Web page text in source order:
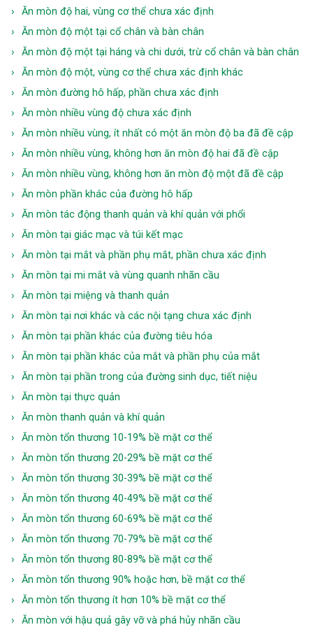
Ăn mòn độ hai, vùng cơ thể chưa xác định
Ăn mòn độ một tại cổ chân và bàn chân
Ăn mòn độ một tại háng và chi dưới, trừ cổ chân và bàn chân
Ăn mòn độ một, vùng cơ thể chưa xác định khác
Ăn mòn đường hô hấp, phần chưa xác định
Ăn mòn nhiều vùng độ chưa xác định
Ăn mòn nhiều vùng, ít nhất có một ăn mòn độ ba đã đề cập
Ăn mòn nhiều vùng, không hơn ăn mòn độ hai đã đề cập
Ăn mòn nhiều vùng, không hơn ăn mòn độ một đã đề cập
Ăn mòn phần khác của đường hô hấp
Ăn mòn tác động thanh quản và khí quản với phổi
Ăn mòn tại giác mạc và túi kết mạc
Ăn mòn tại mắt và phần phụ mắt, phần chưa xác định
Ăn mòn tại mi mắt và vùng quanh nhãn cầu
Ăn mòn tại miệng và thanh quản
Ăn mòn tại nơi khác và các nội tạng chưa xác định
Ăn mòn tại phần khác của đường tiêu hóa
Ăn mòn tại phần khác của mắt và phần phụ của mắt
Ăn mòn tại phần trong của đường sinh dục, tiết niệu
Ăn mòn tại thực quản
Ăn mòn thanh quản và khí quản
Ăn mòn tổn thương 10-19% bề mặt cơ thể
Ăn mòn tổn thương 20-29% bề mặt cơ thể
Ăn mòn tổn thương 30-39% bề mặt cơ thể
Ăn mòn tổn thương 40-49% bề mặt cơ thể
Ăn mòn tổn thương 60-69% bề mặt cơ thể
Ăn mòn tổn thương 70-79% bề mặt cơ thể
Ăn mòn tổn thương 80-89% bề mặt cơ thể
Ăn mòn tổn thương 90% hoặc hơn, bề mặt cơ thể
Ăn mòn tổn thương ít hơn 10% bề mặt cơ thể
Ăn mòn với hậu quả gây vỡ và phá hủy nhãn cầu